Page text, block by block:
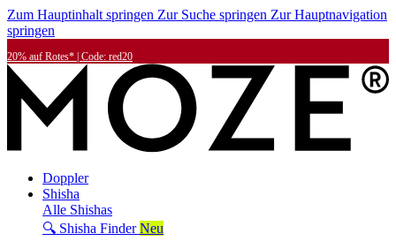
Zum Hauptinhalt springen Zur Suche springen Zur Hauptnavigation
springen
20% auf Rotes* | Code: red20
Doppler
Shisha
Alle Shishas
🔍 Shisha Finder Neu